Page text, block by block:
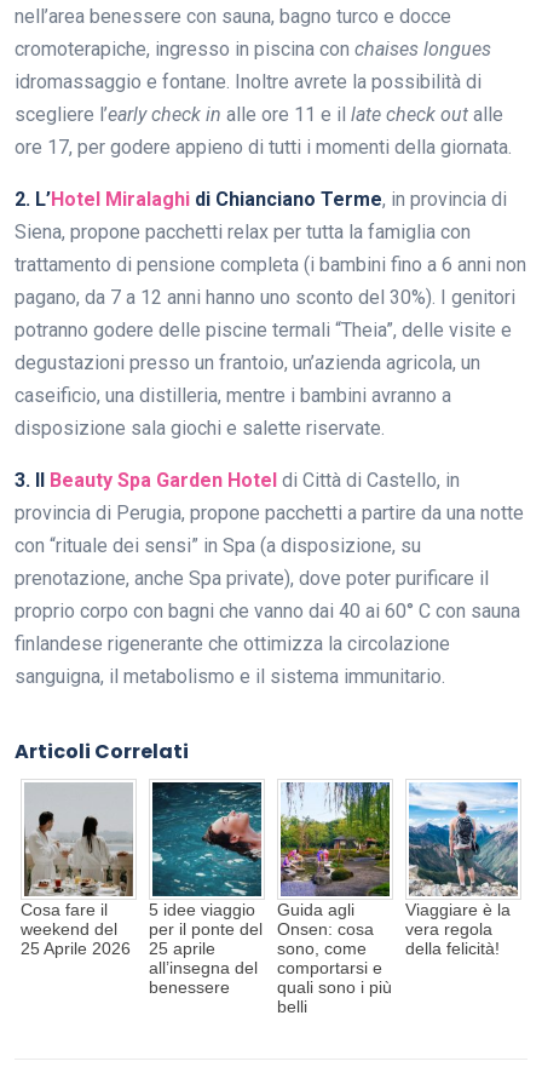
nell’area benessere con sauna, bagno turco e docce
cromoterapiche, ingresso in piscina con chaises longues
idromassaggio e fontane. Inoltre avrete la possibilità di
scegliere l’early check in alle ore 11 e il late check out alle
ore 17, per godere appieno di tutti i momenti della giornata.
2. L’Hotel Miralaghi di Chianciano Terme, in provincia di
Siena, propone pacchetti relax per tutta la famiglia con
trattamento di pensione completa (i bambini fino a 6 anni non
pagano, da 7 a 12 anni hanno uno sconto del 30%). I genitori
potranno godere delle piscine termali “Theia”, delle visite e
degustazioni presso un frantoio, un’azienda agricola, un
caseificio, una distilleria, mentre i bambini avranno a
disposizione sala giochi e salette riservate.
3. Il Beauty Spa Garden Hotel di Città di Castello, in
provincia di Perugia, propone pacchetti a partire da una notte
con “rituale dei sensi” in Spa (a disposizione, su
prenotazione, anche Spa private), dove poter purificare il
proprio corpo con bagni che vanno dai 40 ai 60° C con sauna
finlandese rigenerante che ottimizza la circolazione
sanguigna, il metabolismo e il sistema immunitario.
Articoli Correlati
Cosa fare il
weekend del
25 Aprile 2026
5 idee viaggio
per il ponte del
25 aprile
all’insegna del
benessere
Guida agli
Onsen: cosa
sono, come
comportarsi e
quali sono i più
belli
Viaggiare è la
vera regola
della felicità!